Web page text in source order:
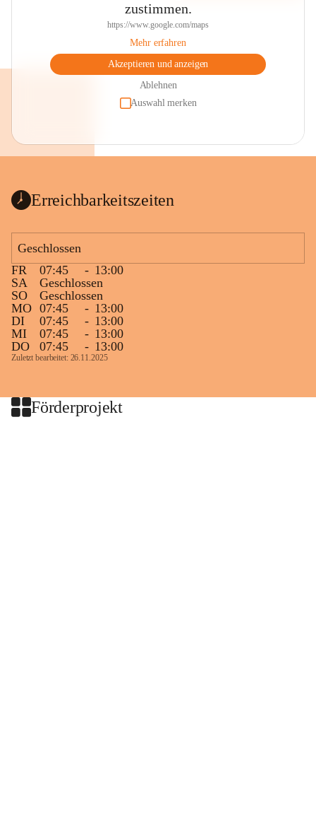
zustimmen.
https://www.google.com/maps
Mehr erfahren
Akzeptieren und anzeigen
Ablehnen
Auswahl merken
Erreichbarkeitszeiten
Geschlossen
FR
07:45 - 13:00
SA
Geschlossen
SO
Geschlossen
MO 07:45 - 13:00
DI
07:45 - 13:00
MI
07:45 - 13:00
DO
07:45 - 13:00
Zuletzt bearbeitet: 26.11.2025
Förderprojekt